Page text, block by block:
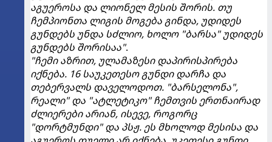
აგუეროსა და ლიონელ მესის შორის. თუ
ჩემპიონთა ლიგის მოგება გინდა, უდიდეს
გუნდებს უნდა სძლიო, ხოლო "ბარსა" უდიდეს
გუნდებს შორისაა".
"ჩემი აზრით, ულამაზესი დაპირისპირება
იქნება. 16 საუკეთესო გუნდი დარჩა და
თებერვალს დაველოდოთ. "ბარსელონა",
რეალი" და "ატლეტიკო" ჩემთვის ერთნაირად
ძლიერები არიან, ისევე, როგორც
"დორტმუნდი" და პსჟ. ეს მხოლოდ მესისა და